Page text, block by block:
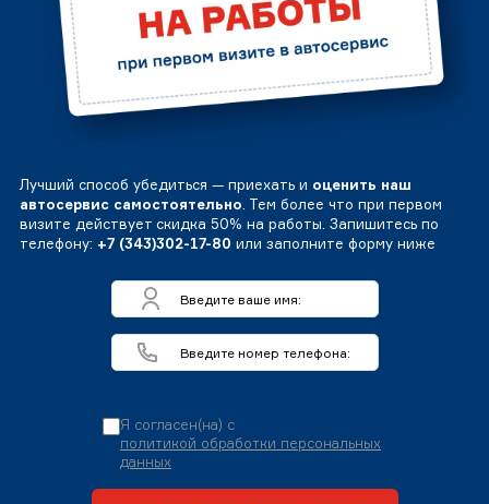
Лучший способ убедиться — приехать и оценить наш
автосервис самостоятельно . Тем более что при первом
визите действует скидка 50% на работы. Запишитесь по
телефону: +7 (343)302-17-80 или заполните форму ниже
Я согласен(на) с
политикой обработки персональных
данных